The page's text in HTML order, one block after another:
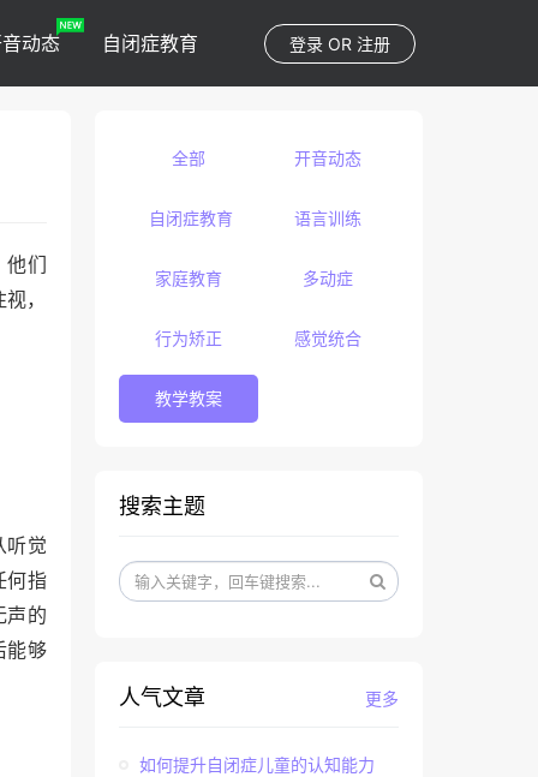
登录 OR 注册
动态 自闭症教育
们
，
听觉
何指
声的
能够
全部 开音动态
自闭症教育 语言训练
家庭教育 多动症
行为矫正 感觉统合
教学教案
搜索主题
更多
人气文章
如何提升自闭症儿童的认知能力